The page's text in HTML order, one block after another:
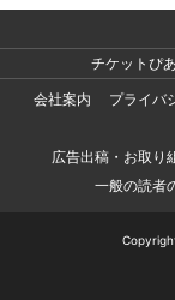
チケットぴあ
会社案内
プライバ
広告出稿・お取り
一般の読者